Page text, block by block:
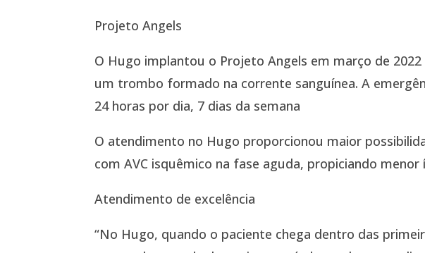
Projeto Angels
O Hugo implantou o Projeto Angels em março de
um trombo formado na corrente sanguínea. A
24 horas por dia, 7 dias da semana
O atendimento no Hugo proporcionou maior
com AVC isquêmico na fase aguda, propiciando
Atendimento de excelência
“No Hugo, quando o paciente chega dentro das